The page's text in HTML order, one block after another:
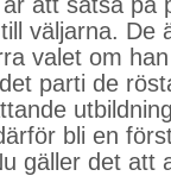
väljarna. De
valet om
parti de
bli en
gäller det att